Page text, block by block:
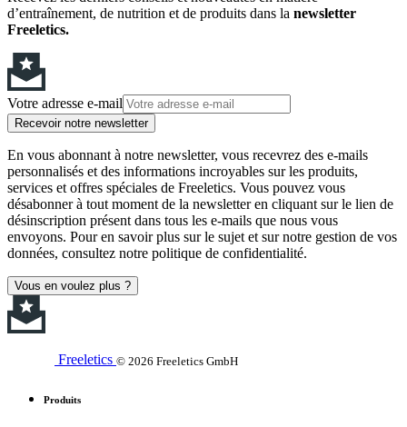
d’entraînement, de nutrition et de produits dans la newsletter
Freeletics.
Votre adresse e-mail
Recevoir notre newsletter
En vous abonnant à notre newsletter, vous recevrez des e-mails
personnalisés et des informations incroyables sur les produits,
services et offres spéciales de Freeletics. Vous pouvez vous
désabonner à tout moment de la newsletter en cliquant sur le lien de
désinscription présent dans tous les e-mails que nous vous
envoyons. Pour en savoir plus sur le sujet et sur notre gestion de vos
données, consultez notre politique de confidentialité.
Vous en voulez plus ?
Freeletics © 2026 Freeletics GmbH
Produits